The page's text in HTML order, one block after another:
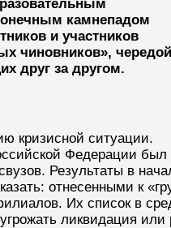
камнепадом
и участников
чиновников», чередой
друг за другом.
кризисной ситуации.
Федерации был
Результаты в
отнесенными к
Их список в
ликвидация